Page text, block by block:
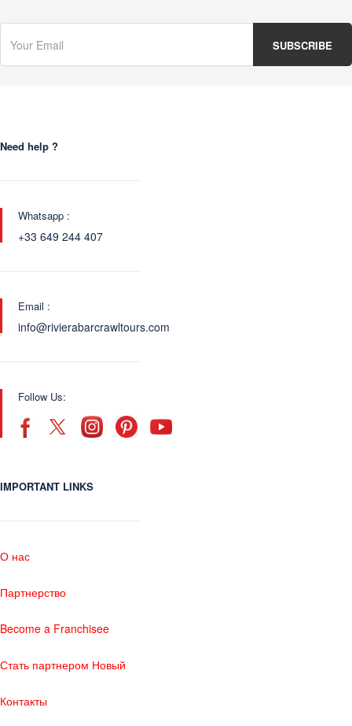
Need help ?
Whatsapp :
+33 649 244 407
Email :
info@rivierabarcrawltours.com
Follow Us:
IMPORTANT LINKS
О нас
Партнерство
Become a Franchisee
Стать партнером Новый
Контакты